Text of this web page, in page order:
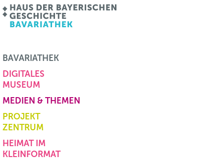
BAVARIATHEK
DIGITALES
MUSEUM
MEDIEN & THEMEN
PROJEKT
ZENTRUM
HEIMAT IM
KLEINFORMAT